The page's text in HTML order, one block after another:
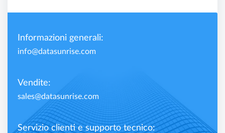
Informazioni generali:
info@datasunrise.com
Vendite:
sales@datasunrise.com
Servizio clienti e supporto tecnico: